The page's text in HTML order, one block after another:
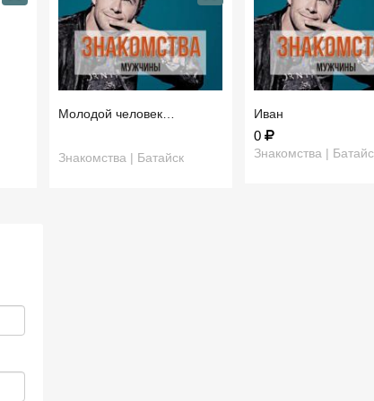
Молодой человек…
Знакомства | Батайск
Иван
0
Знакомства |